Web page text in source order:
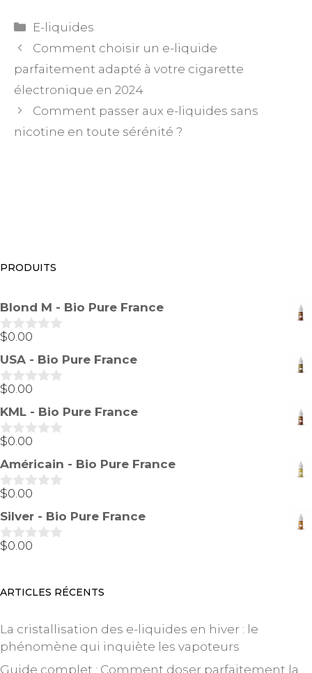
Catégories
E-liquides
Comment choisir un e-liquide
parfaitement adapté à votre cigarette
électronique en 2024
Comment passer aux e-liquides sans
nicotine en toute sérénité ?
PRODUITS
Blond M - Bio Pure France
0
u
r
5
$0.00
USA - Bio Pure France
0
u
r
5
$0.00
KML - Bio Pure France
0
u
r
5
$0.00
Américain - Bio Pure France
0
u
r
5
$0.00
Silver - Bio Pure France
0
5
$0.00
ARTICLES RÉCENTS
La cristallisation des e-liquides en hiver : le
phénomène qui inquiète les vapoteurs
Guide complet : Comment doser parfaitement la